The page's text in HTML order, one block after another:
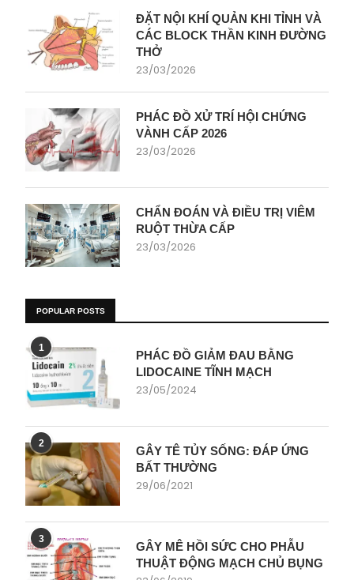
ĐẶT NỘI KHÍ QUẢN KHI TỈNH VÀ
CÁC BLOCK THẦN KINH ĐƯỜNG
THỞ
23/03/2026
PHÁC ĐỒ XỬ TRÍ HỘI CHỨNG
VÀNH CẤP 2026
23/03/2026
CHẨN ĐOÁN VÀ ĐIỀU TRỊ VIÊM
RUỘT THỪA CẤP
23/03/2026
POPULAR POSTS
1
PHÁC ĐỒ GIẢM ĐAU BẰNG
LIDOCAINE TĨNH MẠCH
23/05/2024
2
GÂY TÊ TỦY SỐNG: ĐÁP ỨNG
BẤT THƯỜNG
29/06/2021
3
GÂY MÊ HỒI SỨC CHO PHẪU
THUẬT ĐỘNG MẠCH CHỦ BỤNG